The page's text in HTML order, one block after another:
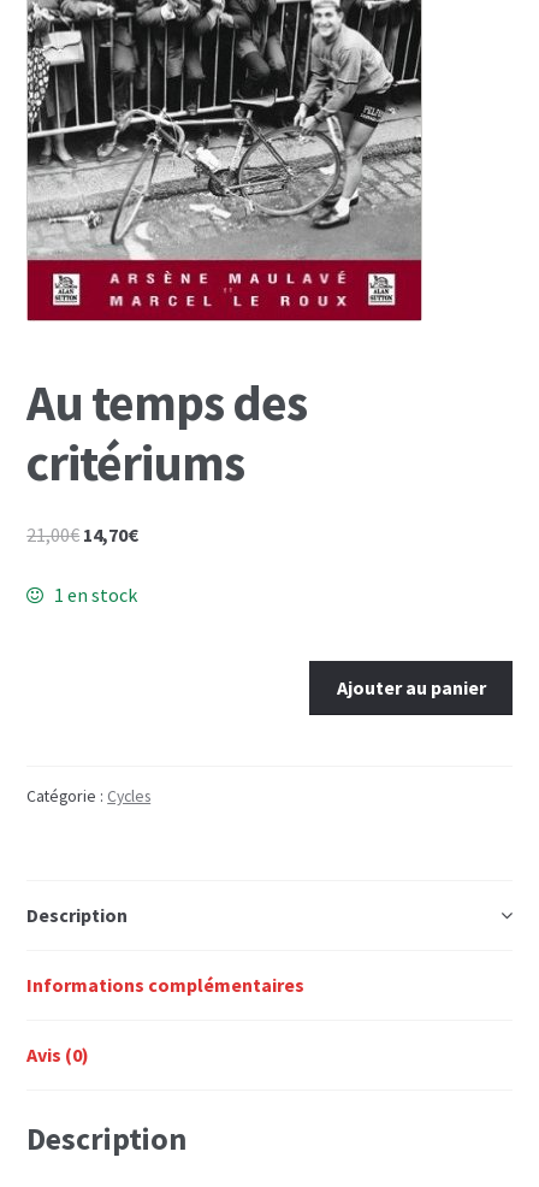
Mon Compte
Panier
Au temps des
critériums
21,00€ Le
initial
14,70€Le
1 en stock
des
Ajouter au panier
Catégorie : Cycles
Description
Informations complémentaires
Avis (0)
Description